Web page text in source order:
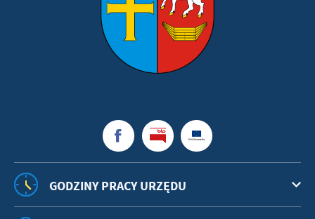
GODZINY PRACY URZĘDU